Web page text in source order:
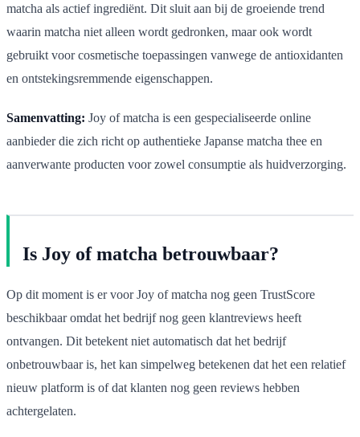
matcha als actief ingrediënt. Dit sluit aan bij de groeiende trend
waarin matcha niet alleen wordt gedronken, maar ook wordt
gebruikt voor cosmetische toepassingen vanwege de antioxidanten
en ontstekingsremmende eigenschappen.
Samenvatting: Joy of matcha is een gespecialiseerde online
aanbieder die zich richt op authentieke Japanse matcha thee en
aanverwante producten voor zowel consumptie als huidverzorging.
Is Joy of matcha betrouwbaar?
Op dit moment is er voor Joy of matcha nog geen TrustScore
beschikbaar omdat het bedrijf nog geen klantreviews heeft
ontvangen. Dit betekent niet automatisch dat het bedrijf
onbetrouwbaar is, het kan simpelweg betekenen dat het een relatief
nieuw platform is of dat klanten nog geen reviews hebben
achtergelaten.